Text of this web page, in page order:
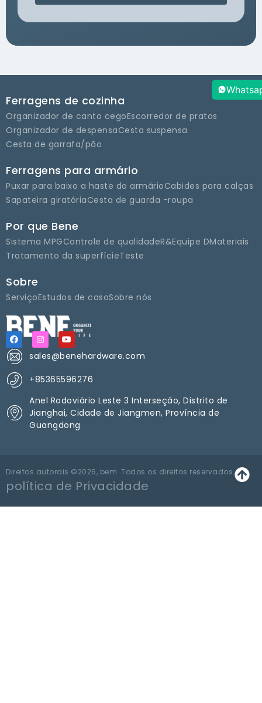
Ferragens de cozinha
Organizador de canto cegoEscorredor de pratos
Organizador de despensaCesta suspensa
Cesta de garrafa/pão
Ferragens para armário
Puxar para baixo a haste do armárioCabides para calças
Sapateira giratóriaCesta de guarda -roupa
Por que Bene
Sistema MPGControle de qualidadeR&Equipe DMateriais
Tratamento da superfícieTeste
Sobre
ServiçoEstudos de casoSobre nós
sales@benehardware.com
+85365596276
Anel Rodoviário Leste 3 Interseção, Distrito de
Jianghai, Cidade de Jiangmen, Província de
Guangdong
Direitos autorais ©2026, bem. Todos os direitos reservados.
política de Privacidade